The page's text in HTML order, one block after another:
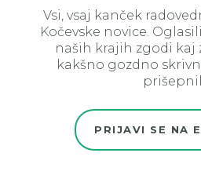
Vsi, vsaj kanček
Kočevske novice.
naših krajih zgodi kaj
kakšno gozdno
PRIJAVI SE NA